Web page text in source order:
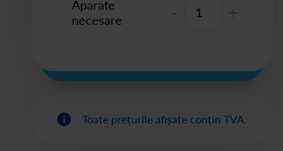
Aparate
necesare
Toate prețurile afișate conțin TVA.